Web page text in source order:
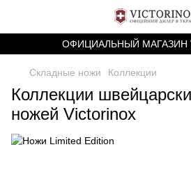
ОФИЦИАЛЬНЫЙ МАГАЗИН
Складные ножи Коллекции
Коллекции
ножей Victorinox